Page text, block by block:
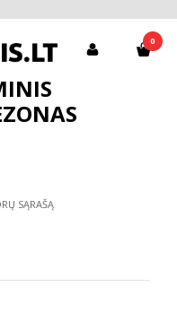
0
kombinezonai
berniukui 98-128
SĄRAŠĄ